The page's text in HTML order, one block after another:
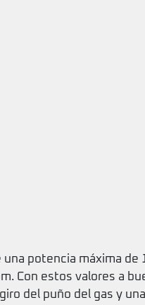
potencia máxima de
Con estos valores a
del puño del gas y